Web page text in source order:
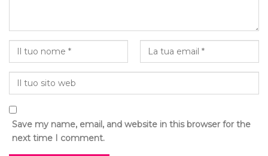
Save my name, email, and website in this browser for the
next time I comment.